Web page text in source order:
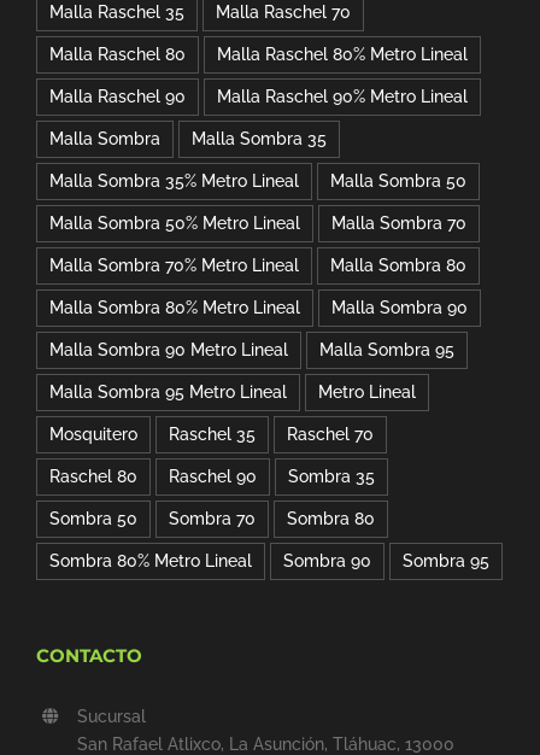
Malla Raschel 35 Malla Raschel 70
Malla Raschel 80 Malla Raschel 80% Metro Lineal
Malla Raschel 90 Malla Raschel 90% Metro Lineal
Malla Sombra Malla Sombra 35
Malla Sombra 35% Metro Lineal Malla Sombra 50
Malla Sombra 50% Metro Lineal Malla Sombra 70
Malla Sombra 70% Metro Lineal Malla Sombra 80
Malla Sombra 80% Metro Lineal Malla Sombra 90
Malla Sombra 90 Metro Lineal Malla Sombra 95
Malla Sombra 95 Metro Lineal Metro Lineal
Mosquitero Raschel 35 Raschel 70
Raschel 80 Raschel 90 Sombra 35
Sombra 50 Sombra 70 Sombra 80
Sombra 80% Metro Lineal Sombra 90 Sombra 95
CONTACTO
Sucursal
San Rafael Atlixco, La Asunción, Tláhuac, 13000